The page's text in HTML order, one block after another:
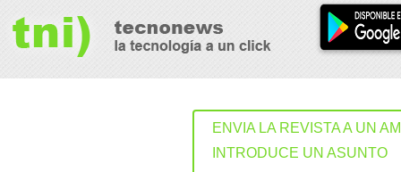
ENVIA LA REVISTA A UN
INTRODUCE UN ASUNTO